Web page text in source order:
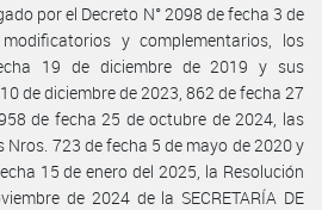
por el Decreto N° 2098 de fecha 3 de
y complementarios, los
19 de diciembre de 2019 y sus
de diciembre de 2023, 862 de fecha 27
de fecha 25 de octubre de 2024, las
723 de fecha 5 de mayo de 2020 y
15 de enero del 2025, la Resolución
de 2024 de la SECRETARÍA DE